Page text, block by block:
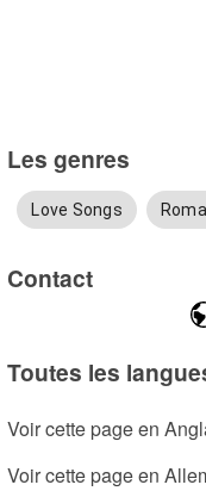
Les genres
Love Songs
Contact
Toutes les
Voir cette page en
Voir cette page en